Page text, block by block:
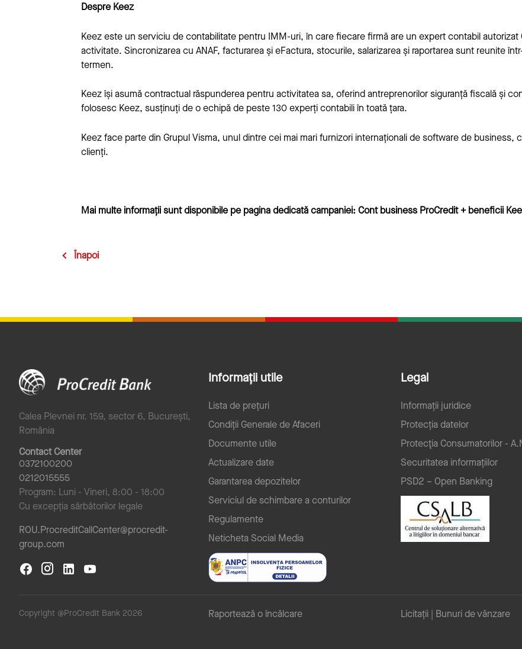
Despre Keez
Keez este un serviciu de contabilitate pentru IMM-uri, în care fiecare firmă are un expert contabil autorizat
activitate. Sincronizarea cu ANAF, facturarea și eFactura, stocurile, salarizarea și raportarea sunt reunite
termen.
Keez își asumă contractual răspunderea pentru activitatea sa, oferind antreprenorilor siguranță fiscală și
folosesc Keez, susținuți de o echipă de peste 130 experți contabili în toată țara.
Keez face parte din Grupul Visma, unul dintre cei mai mari furnizori internaționali de software de
clienți.
Mai multe informații sunt disponibile pe pagina dedicată campaniei: Cont business ProCredit + beneficii
Înapoi
Calea Plevnei nr. 159, sector 6, București,
România
Contact Center
0372100200
0212015555
Program: Luni - Vineri, 8:00 - 18:00
Cu excepția sărbătorilor legale
ROU.ProcreditCallCenter@procredit-
group.com
Informații utile
Lista de prețuri
Condiții Generale de Afaceri
Documente utile
Actualizare date
Garantarea depozitelor
Serviciul de schimbare a conturilor
Regulamente
Neticheta Social Media
Legal
Informații juridice
Protecția datelor
Protecţia Consumatorilor -
Securitatea informațiilor
PSD2 – Open Banking
Copyright @ProCredit Bank 2026 Raportează o încălcare Licitații | Bunuri de vânzare